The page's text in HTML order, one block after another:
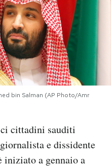
bin Salman (AP Photo/Amr
cittadini sauditi
e dissidente
iniziato a gennaio a